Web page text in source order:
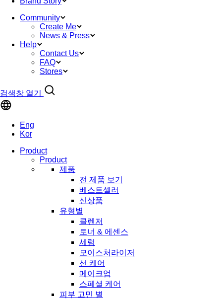
Community
Create Me
News & Press
Help
Contact Us
FAQ
Stores
검색창 열기
Eng
Kor
Product
Product
제품
전 제품 보기
베스트셀러
신상품
유형별
클렌저
토너 & 에센스
세럼
모이스처라이저
선 케어
메이크업
스페셜 케어
피부 고민 별